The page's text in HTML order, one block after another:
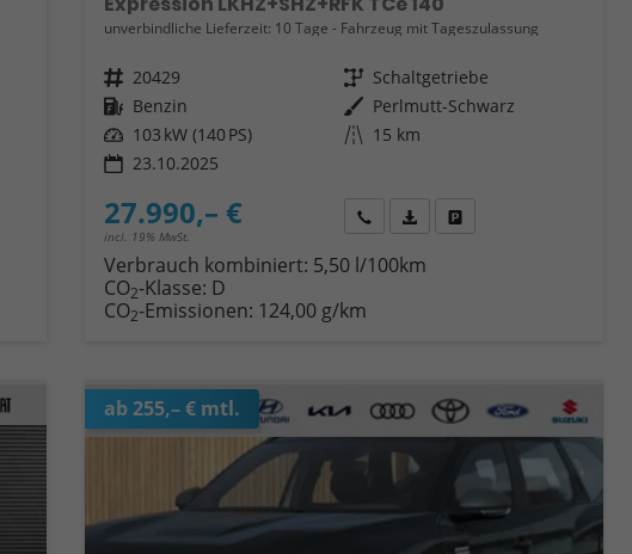
unverbindliche Lieferzeit: 10 Tage Fahrzeug mit Tageszulassung
Fahrzeugnr. 20429 Getriebe Schaltgetriebe
Kraftstoff Benzin Außenfarbe Perlmutt-Schwarz
Leistung 103 kW (140 PS) Kilometerstand 15 km
23.10.2025
27.990,– €
incl. 19% MwSt.
Wir rufen Sie an
Fahrzeugexposé (PDF)
Fahrzeug parken
Verbrauch kombiniert: 5,50 l/100km
CO2-Klasse: D
CO2-Emissionen: 124,00 g/km
ab 255,– € mtl.